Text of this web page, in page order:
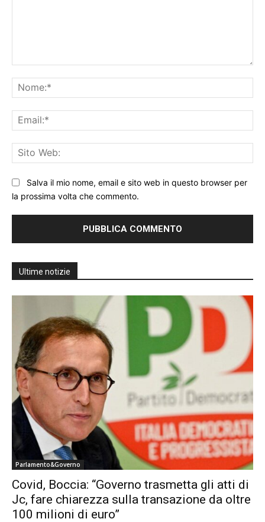
Salva il mio nome, email e sito web in questo browser per
la prossima volta che commento.
Ultime notizie
Parlamento&Governo
Covid, Boccia: “Governo trasmetta gli atti di
Jc, fare chiarezza sulla transazione da oltre
100 milioni di euro”